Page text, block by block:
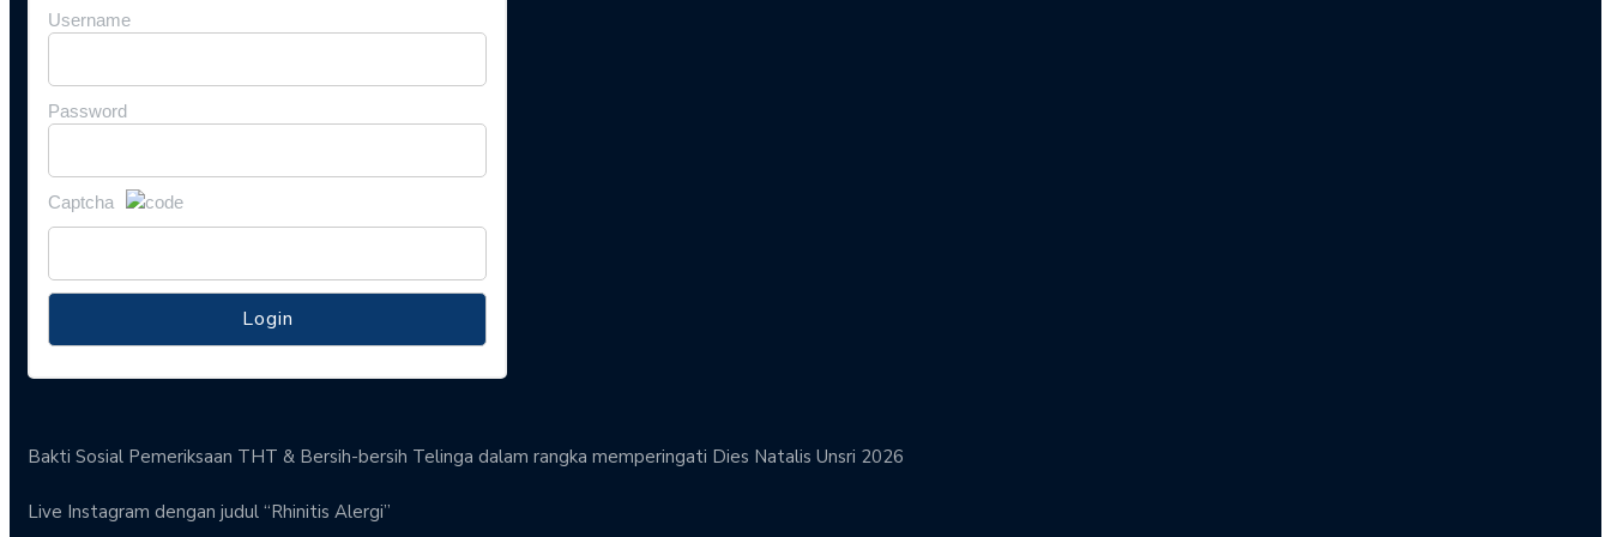
Username
Password
Captcha
Bakti Sosial Pemeriksaan THT & Bersih-bersih Telinga dalam rangka memperingati Dies Natalis Unsri 2026
Live Instagram dengan judul “Rhinitis Alergi”